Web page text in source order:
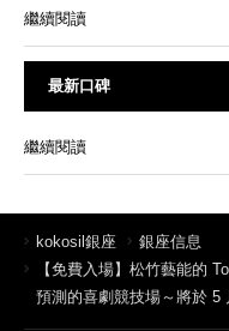
繼續閱讀
最新口碑
繼續閱讀
kokosil銀座
銀座信息
【免費入場】松竹藝能的
預測的喜劇競技場～將於 5